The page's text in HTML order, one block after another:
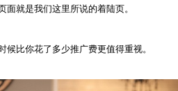
就是我们这里所说的着陆页。
候比你花了多少推广费更值得重视。